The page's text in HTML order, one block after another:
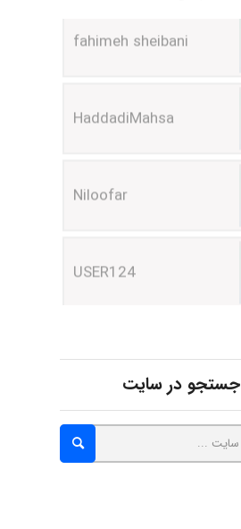
HaddadiMahsa
Niloofar
USER124
malekf
abolfazlkoshehe
abolfazlkoshehe
جستجو در سایت